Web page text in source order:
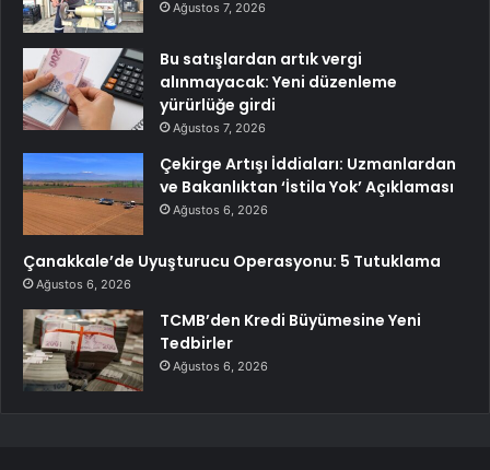
Ağustos 7, 2026
Bu satışlardan artık vergi
alınmayacak: Yeni düzenleme
yürürlüğe girdi
Ağustos 7, 2026
Çekirge Artışı İddiaları: Uzmanlardan
ve Bakanlıktan ‘İstila Yok’ Açıklaması
Ağustos 6, 2026
Çanakkale’de Uyuşturucu Operasyonu: 5 Tutuklama
Ağustos 6, 2026
TCMB’den Kredi Büyümesine Yeni
Tedbirler
Ağustos 6, 2026